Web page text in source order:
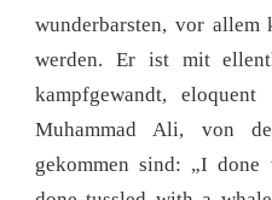
wunderbarsten, vor allem
werden. Er ist mit
kampfgewandt,
Muhammad Ali, von
gekommen sind: „I